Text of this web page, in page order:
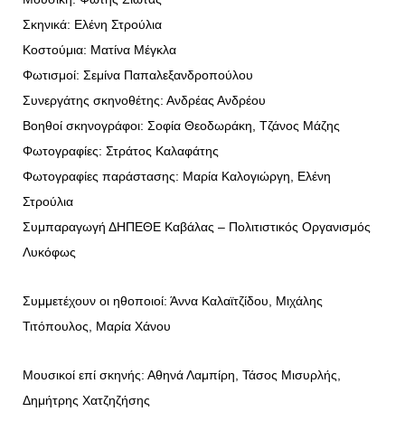
Σκηνικά: Ελένη Στρούλια
Κοστούμια: Ματίνα Μέγκλα
Φωτισμοί: Σεμίνα Παπαλεξανδροπούλου
Συνεργάτης σκηνοθέτης: Ανδρέας Ανδρέου
Βοηθοί σκηνογράφοι: Σοφία Θεοδωράκη, Τζάνος Μάζης
Φωτογραφίες: Στράτος Καλαφάτης
Φωτογραφίες παράστασης: Μαρία Καλογιώργη, Ελένη
Στρούλια
Συμπαραγωγή ΔΗΠΕΘΕ Καβάλας – Πολιτιστικός Οργανισμός
Λυκόφως
Συμμετέχουν οι ηθοποιοί: Άννα Καλαϊτζίδου, Μιχάλης
Τιτόπουλος, Μαρία Χάνου
Μουσικοί επί σκηνής: Αθηνά Λαμπίρη, Τάσος Μισυρλής,
Δημήτρης Χατζηζήσης